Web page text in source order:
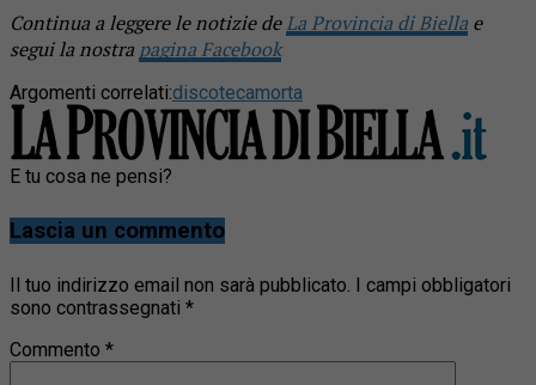
Continua a leggere le notizie deLa Provincia di Biella e
segui la nostra pagina Facebook
Argomenti correlati:discotecamorta
E tu cosa ne pensi?
Lascia un commento
Il tuo indirizzo email non sarà pubblicato. I campi obbligatori
sono contrassegnati *
Commento *